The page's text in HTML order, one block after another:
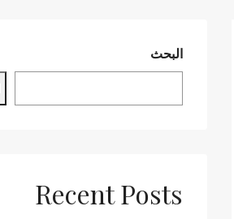
البحث
Recent Posts